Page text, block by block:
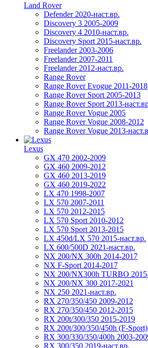
Land Rover
Defender 2020-наст.вр.
Discovery 3 2005-2009
Discovery 4 2010-наст.вр.
Discovery Sport 2015-наст.вр.
Freelander 2003-2006
Freelander 2007-2011
Freelander 2012-наст.вр.
Range Rover
Range Rover Evogue 2011-2018
Range Rover Sport 2005-2013
Range Rover Sport 2013-
Range Rover Vogue 2005
Range Rover Vogue 2008-2012
Range Rover Vogue 2013-
Lexus
GX 470 2002-2009
GX 460 2009-2012
GX 460 2013-2019
GX 460 2019-2022
LX 470 1998-2007
LX 570 2007-2011
LX 570 2012-2015
LX 570 Sport 2010-2012
LX 570 Sport 2013-2015
LX 450d/LX 570 2015-наст.вр.
LX 600/500D 2021-наст.вр.
NX 200/NX 300h 2014-2017
NX F-Sport 2014-2017
NX 200/NX300h TURBO
NX 200/NX 300 2017-2021
NX 250 2021-наст.вр.
RX 270/350/450 2009-2012
RX 270/350/450 2012-2015
RX 200t/300/350 2015-2019
RX 200t/300/350/450h (F-
RX 300/330/350/400h 2003-
RX 300/350 2019-наст.вр.